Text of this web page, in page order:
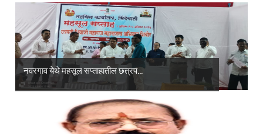
नवरगाव येथे महसूल सप्ताहातील छत्रप...